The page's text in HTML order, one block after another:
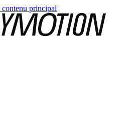
contenu principal